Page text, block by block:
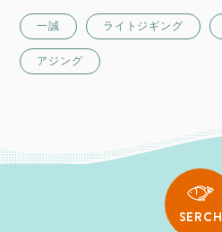
一誠 ライトジギング
アジング
SERCH